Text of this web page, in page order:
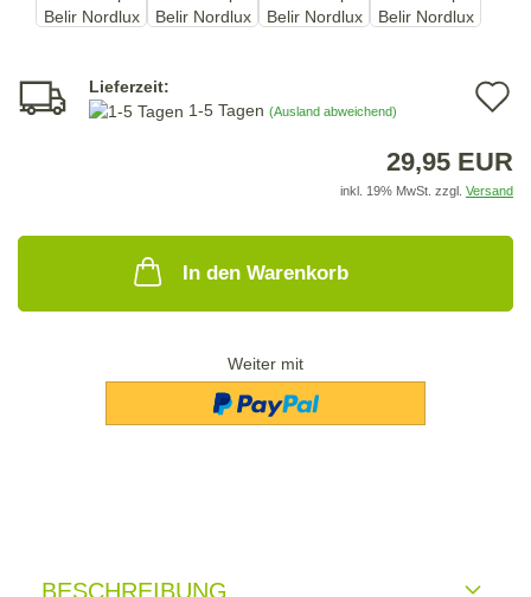
Lieferzeit:
1-5 Tagen (Ausland abweichend)
29,95 EUR
inkl. 19% MwSt. zzgl. Versand
In den Warenkorb
Weiter mit
BESCHREIBUNG